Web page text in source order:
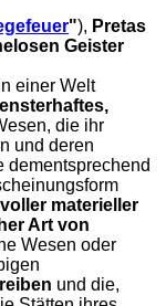
"), Pretas
Geister
einer Welt
die ihr
und deren
dementsprechend
materieller
Art von
Wesen oder
und die,